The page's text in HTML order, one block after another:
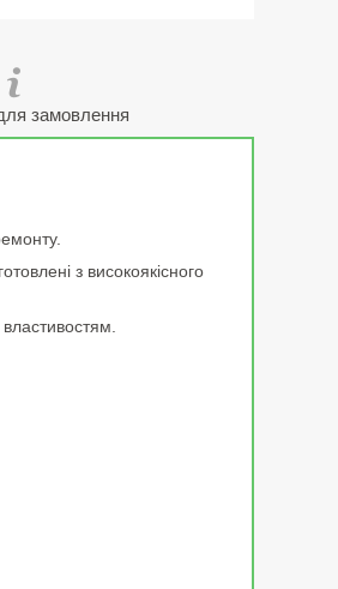
замовлення
з високоякісного